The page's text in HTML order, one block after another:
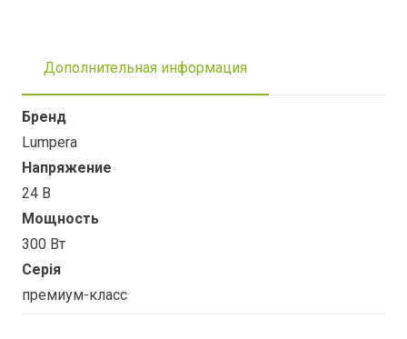
Дополнительная информация
Бренд
Lumpera
Напряжение
24 В
Мощность
300 Вт
Серія
премиум-класс